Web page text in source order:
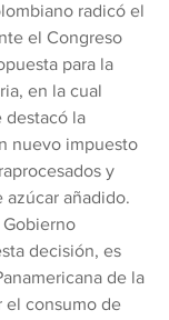
radicó el
el Congreso
para la
en la cual
destacó la
nuevo impuesto
y
añadido.
decisión, es
de la
el consumo de